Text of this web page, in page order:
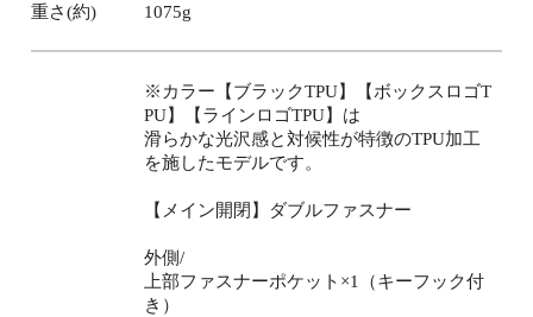
重さ(約) 1075g
※カラー【ブラックTPU】【ボックスロゴT
PU】【ラインロゴTPU】は
滑らかな光沢感と対候性が特徴のTPU加工
を施したモデルです。
【メイン開閉】ダブルファスナー
外側/
上部ファスナーポケット×1（キーフック付
き）